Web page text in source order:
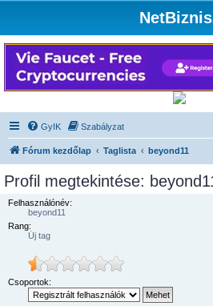
GyIK Szabályzat
Fórum kezdőlap Taglista beyond11
Profil megtekintése:
Felhasználónév:
beyond11
Rang:
Új tag
Csoportok: